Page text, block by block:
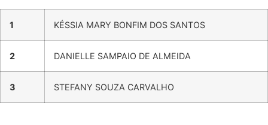
1 KÉSSIA MARY BONFIM DOS SANTOS
2 DANIELLE SAMPAIO DE ALMEIDA
3 STEFANY SOUZA CARVALHO